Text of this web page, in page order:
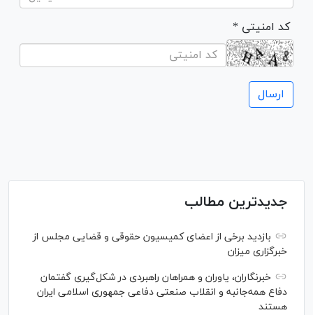
* کد امنیتی
جدیدترین مطالب
بازدید برخی از اعضای کمیسیون حقوقی و قضایی مجلس از
خبرگزاری میزان
خبرنگاران، یاوران و همراهان راهبردی در شکل‌گیری گفتمان
دفاع همه‌جانبه و انقلاب صنعتی دفاعی جمهوری اسلامی ایران
هستند